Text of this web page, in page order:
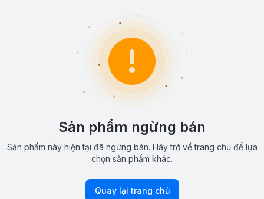
Sản phẩm ngừng bán
Sản phẩm này hiện tại đã ngừng bán. Hãy trở về trang chủ để lựa
chọn sản phẩm khác.
Quay lại trang chủ